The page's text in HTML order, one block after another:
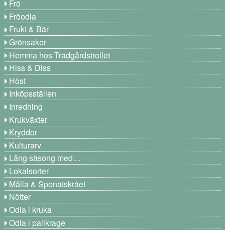
Frö
Fröodla
Frukt & Bär
Grönsaker
Hemma hos Trädgårdstrollet
Hiss & Diss
Höst
Inköpsställen
Inredning
Krukväxter
Kryddor
Kulturarv
Lång säsong med…
Lokalsorter
Målla & Spenatskrået
Nötter
Odla i kruka
Odla i pallkrage